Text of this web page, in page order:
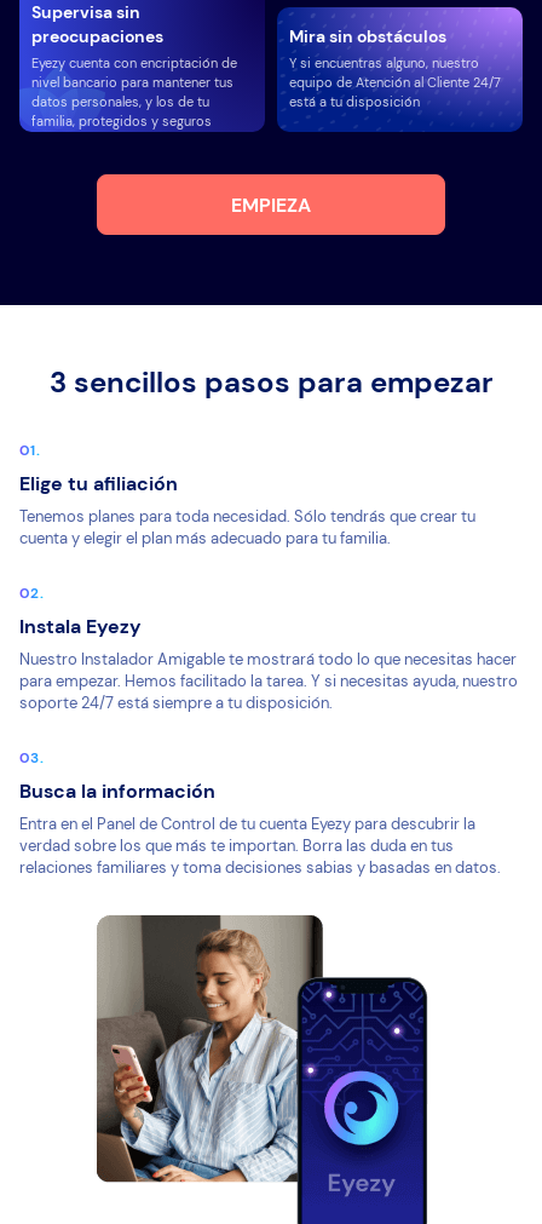
Supervisa sin
preocupaciones
Eyezy cuenta con encriptación de
nivel bancario para mantener tus
datos personales, y los de tu
familia, protegidos y seguros
Mira sin obstáculos
Y si encuentras alguno, nuestro
equipo de Atención al Cliente 24/7
está a tu disposición
EMPIEZA
3 sencillos pasos para empezar
Elige tu afiliación
Tenemos planes para toda necesidad. Sólo tendrás que crear tu
cuenta y elegir el plan más adecuado para tu familia.
Instala Eyezy
Nuestro Instalador Amigable te mostrará todo lo que necesitas hacer
para empezar. Hemos facilitado la tarea. Y si necesitas ayuda, nuestro
soporte 24/7 está siempre a tu disposición.
Busca la información
Entra en el Panel de Control de tu cuenta Eyezy para descubrir la
verdad sobre los que más te importan. Borra las duda en tus
relaciones familiares y toma decisiones sabias y basadas en datos.